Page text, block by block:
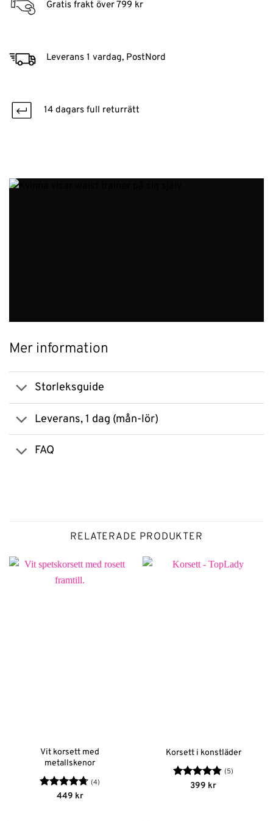
Gratis frakt över 799 kr
Leverans 1 vardag, PostNord
14 dagars full returrätt
Mer information
Storleksguide
Leverans, 1 dag (mån-lör)
FAQ
RELATERADE PRODUKTER
Vit korsett med
metallskenor
Betygsatt
(4)
449 kr
Korsett i konstläder
Betygsatt
(5)
399 kr